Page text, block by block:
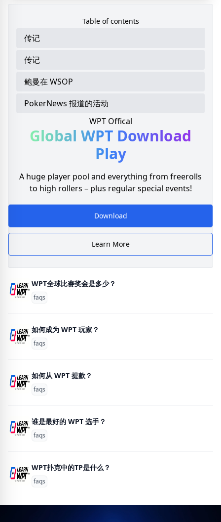
Table of contents
传记
传记
鲍曼在 WSOP
PokerNews 报道的活动
WPT Offical
Global WPT Download
Play
A huge player pool and everything from freerolls
to high rollers – plus regular special events!
Download
Learn More
WPT全球比赛奖金是多少？
faqs
如何成为 WPT 玩家？
faqs
如何从 WPT 提款？
faqs
谁是最好的 WPT 选手？
faqs
WPT扑克中的TP是什么？
faqs